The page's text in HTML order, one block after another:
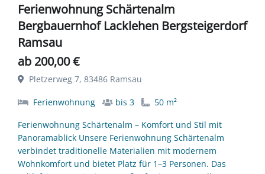
Ferienwohnung Schärtenalm
Bergbauernhof Lacklehen Bergsteigerdorf
Ramsau
ab 200,00 €
Pletzerweg 7, 83486 Ramsau
Ferienwohnung bis 3
50 m²
Ferienwohnung Schärtenalm – Komfort und Stil mit
Panoramablick Unsere Ferienwohnung Schärtenalm
verbindet traditionelle Materialien mit modernem
Wohnkomfort und bietet Platz für 1–3 Personen. Das